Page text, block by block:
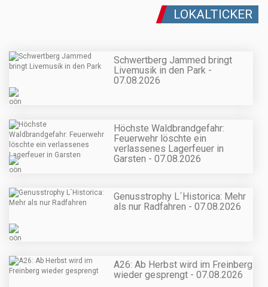
LOKALTICKER
Schwertberg Jammed bringt
Livemusik in den Park -
07.08.2026
Höchste Waldbrandgefahr:
Feuerwehr löschte ein
verlassenes Lagerfeuer in
Garsten - 07.08.2026
Genusstrophy L´Historica: Mehr
als nur Radfahren - 07.08.2026
A26: Ab Herbst wird im Freinberg
wieder gesprengt - 07.08.2026